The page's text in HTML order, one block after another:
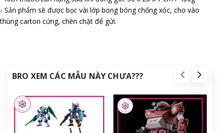
- Sản phẩm sẽ được bọc vài lớp bong bóng chống xóc, cho vào
thùng carton cứng, chèn chặt để gửi.
BRO XEM CÁC MẪU NÀY CHƯA???